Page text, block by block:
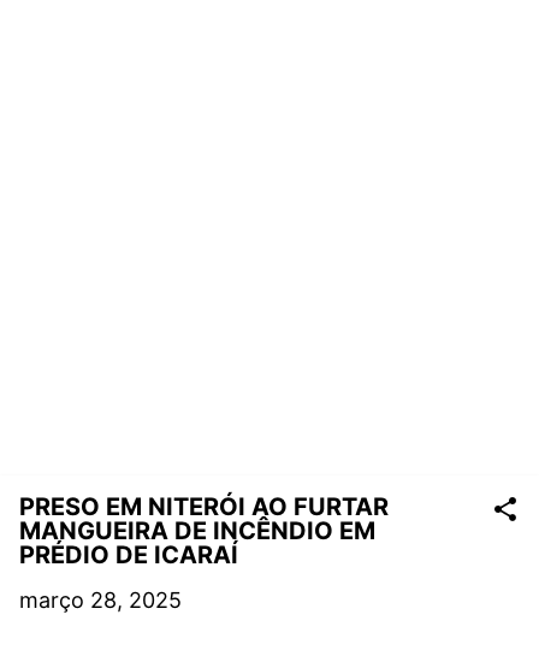
PRESO EM NITERÓI AO FURTAR
MANGUEIRA DE INCÊNDIO EM
PRÉDIO DE ICARAÍ
março 28, 2025